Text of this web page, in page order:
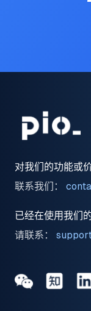
对我们的功能或
联系我们：
已经在使用我们
请联系：
MediumMedium领英